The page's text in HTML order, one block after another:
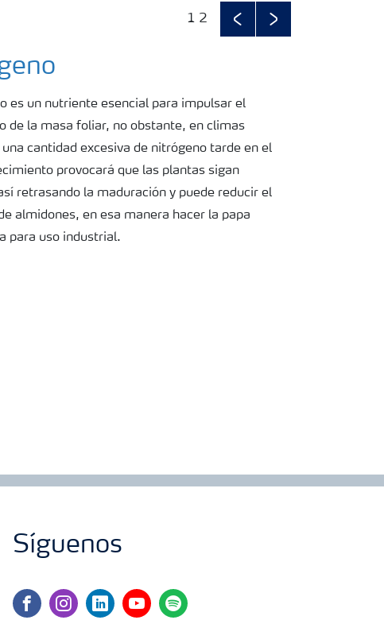
1 2
PreviousNext
es un nutriente esencial para impulsar el
de la masa foliar, no obstante, en climas
cantidad excesiva de nitrógeno tarde en el
provocará que las plantas sigan
retrasando la maduración y puede reducir el
almidones, en esa manera hacer la papa
para uso industrial.
Síguenos
facebookinstagramlinkedinyoutubespotify